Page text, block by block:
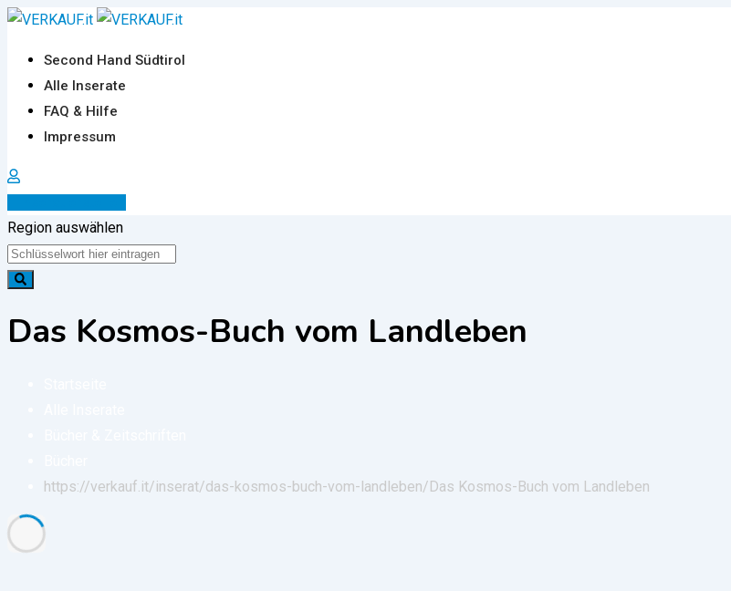
Zum
springen
Second Hand Südtirol
Alle Inserate
FAQ & Hilfe
Impressum
Region auswählen
Das Kosmos-Buch vom Landleben
https://verkauf.it/inserat/das-kosmos-buch-vom-landleben/ Das Kosmos-Buch vom Landleben